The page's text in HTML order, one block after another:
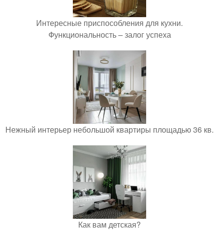
Интересные приспособления для кухни.
Функциональность – залог успеха
Нежный интерьер небольшой квартиры площадью 36 кв.
Как вам детская?